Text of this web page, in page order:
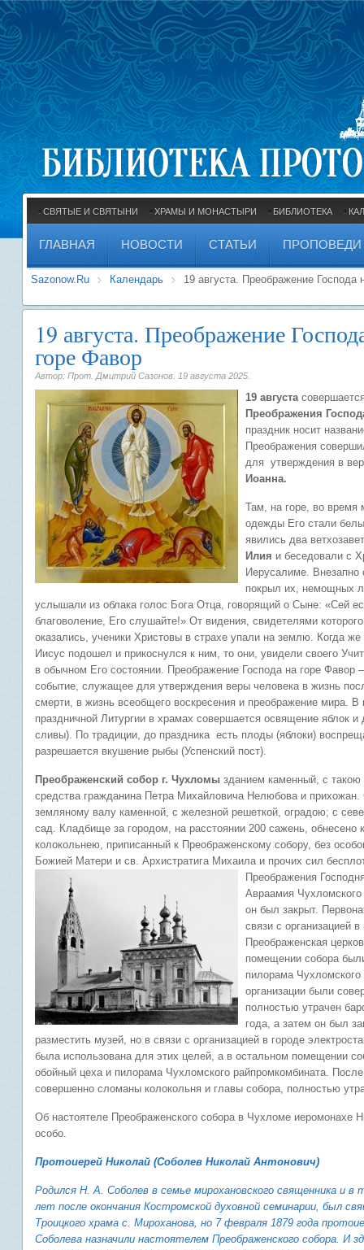
СВЯТЫЕ И СВЯТЫНИ ХРАМЫ И МОНАСТЫРИ БИБЛИОТЕКА
ГЛАВНАЯ НОВОСТИ СТАТЬИ ПРОПОВЕДИ
Sazonow.Ru Календарь 19 августа. Преображение
19 августа. Преображение
горе Фавор
Автор: Прот. Дмитрий Сазонов. 19 августа 2025
19 августа
Преображения
праздник носит
Преображения
для утверждения в
Иоанна.
Там, на горе, во время
одежды Его стали
явились два
Илия и беседовали с
Иерусалиме. Внезапно
покрыл их, немощных
услышали из облака голос Бога Отца, говорящий о Сыне: «Сей
благоволение, Его слушайте!» От видения, свидетелями
оказались, ученики Христовы в страхе упали на землю. Когда же
Иисус подошел и прикоснулся к ним, то они, увидели своего
в обычном Его состоянии. Преображение Господа на горе Фавор
событие, служащее для утверждения веры человека в жизнь
смерти, в жизнь всеобщего воскресения и преображение мира. В
праздничной Литургии в храмах совершается освящение яблок
сливы). По традиции, до праздника есть плоды (яблоки)
разрешается вкушение рыбы (Успенский пост).
Преображенский собор г. Чухломы зданием каменный, с такою
средства гражданина Петра Михайловича Нелюбова и
земляному валу каменной, с железной решеткой, оградою; с
сад. Кладбище за городом, на расстоянии 200 сажень,
колокольнею, приписанный к Преображенскому собору, без
Божией Матери и св. Архистратига Михаила и прочих сил
Преображения
Авраамия
он был закрыт.
связи с организацией
Преображенская
помещении собора
пилорама
организации были
полностью утрачен
года, а затем он был
разместить музей, но в связи с организацией в городе
была использована для этих целей, а в остальном помещении
обойный цеха и пилорама Чухломского райпромкомбината.
совершенно сломаны колокольня и главы собора, полностью
Об настоятеле Преображенского собора в Чухломе иеромонахе
особо.
Протоиерей Николай (Соболев Николай Антонович)
Родился Н. А. Соболев в семье мирохановского священника и в
лет после окончания Костромской духовной семинарии, был
Троицкого храма с. Мироханова, но 7 февраля 1879 года
Соболева назначили настоятелем Преображенского собора. И